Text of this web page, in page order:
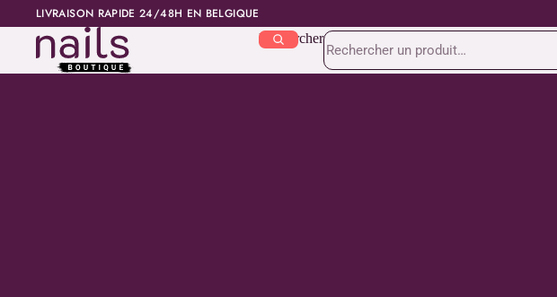
LIVRAISON RAPIDE 24/48H EN BELGIQUE
Rechercher